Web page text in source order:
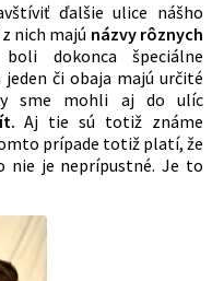
ďalšie ulice nášho
nich majú názvy rôznych
dokonca špeciálne
či obaja majú určité
sme mohli aj do ulíc
Aj tie sú totiž známe
prípade totiž platí, že
nie je neprípustné. Je to